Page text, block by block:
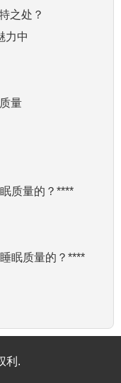
之处？
力中
量
质量的？****
眠质量的？****
利.